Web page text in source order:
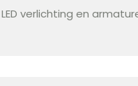
verlichting en